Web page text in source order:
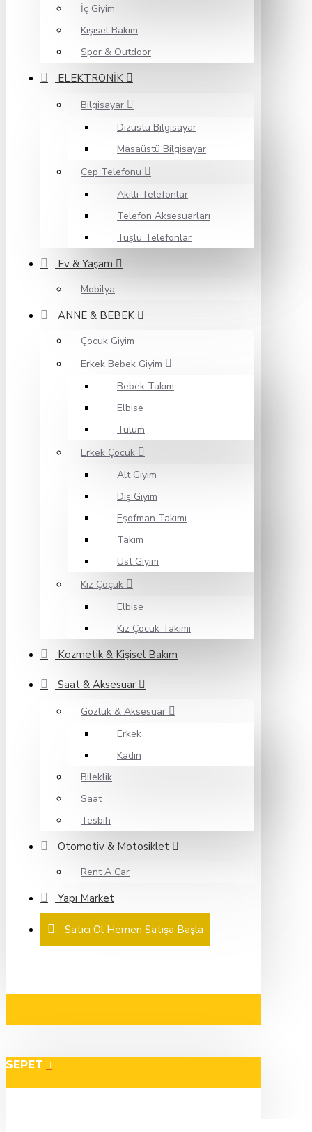
İç Giyim
Kişisel Bakım
Spor & Outdoor
ELEKTRONİK
Bilgisayar
Dizüstü Bilgisayar
Masaüstü Bilgisayar
Cep Telefonu
Akıllı Telefonlar
Telefon Aksesuarları
Tuşlu Telefonlar
Ev & Yaşam
Mobilya
ANNE & BEBEK
Çocuk Giyim
Erkek Bebek Giyim
Bebek Takım
Elbise
Tulum
Erkek Çocuk
Alt Giyim
Dış Giyim
Eşofman Takımı
Takım
Üst Giyim
Kız Çoçuk
Elbise
Kız Çocuk Takımı
Kozmetik & Kişisel Bakım
Saat & Aksesuar
Gözlük & Aksesuar
Erkek
Kadın
Bileklik
Saat
Tesbih
Otomotiv & Motosiklet
Rent A Car
Yapı Market
Satıcı Ol Hemen Satışa Başla
SEPET